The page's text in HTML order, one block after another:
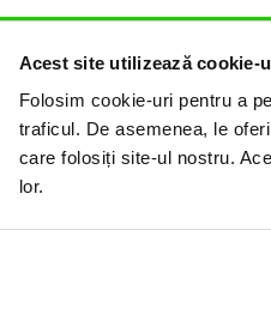
Acest site utilizează cookie-
Folosim cookie-uri pentru a
traficul. De asemenea, le
care folosiți site-ul nostru.
lor.
ARTĂ!
ta de top pentru
pasiune. Ne mândrim cu
sofisticate bijuterii din